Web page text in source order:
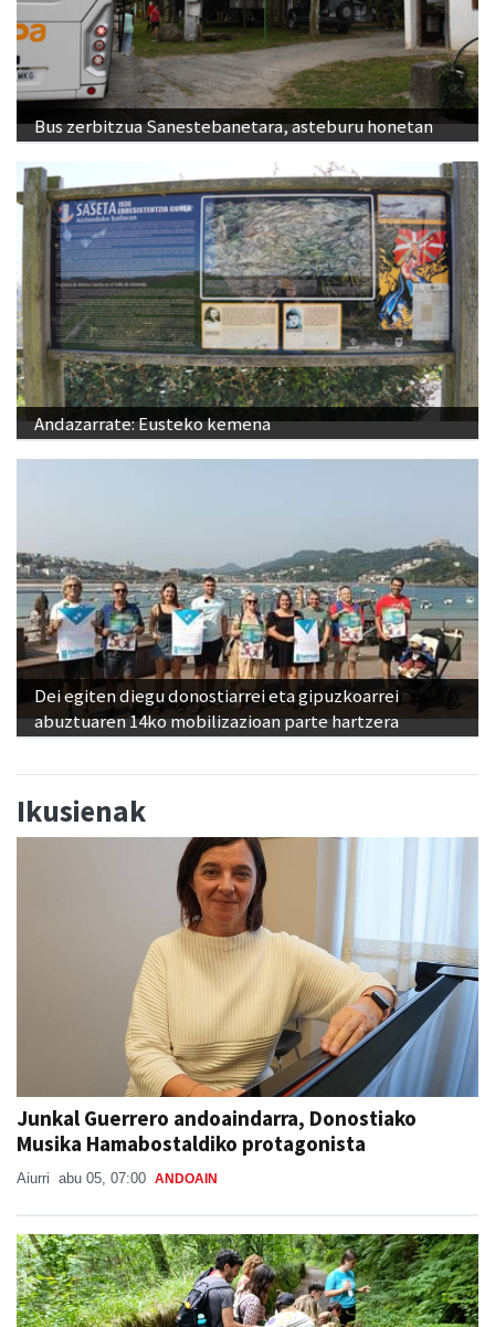
Bus zerbitzua Sanestebanetara, asteburu honetan
Andazarrate: Eusteko kemena
Dei egiten diegu donostiarrei eta gipuzkoarrei
abuztuaren 14ko mobilizazioan parte hartzera
Ikusienak
Junkal Guerrero andoaindarra, Donostiako
Musika Hamabostaldiko protagonista
Aiurri abu 05, 07:00 ANDOAIN